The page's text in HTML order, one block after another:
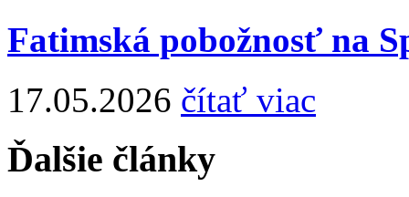
Fatimská pobožnosť na
17.05.2026 čítať viac
Ďalšie články